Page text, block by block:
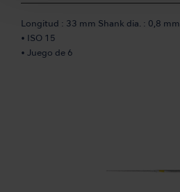
Longitud : 33 mm Shank dia. : 0,8 mm
• ISO 15
• Juego de 6